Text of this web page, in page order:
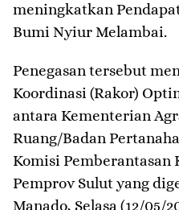
meningkatkan
Bumi Nyiur Melambai.
​Penegasan tersebut
Koordinasi (Rakor)
antara Kementerian
Ruang/Badan
Komisi Pemberantasan
Pemprov Sulut yang
Manado, Selasa (12/05/